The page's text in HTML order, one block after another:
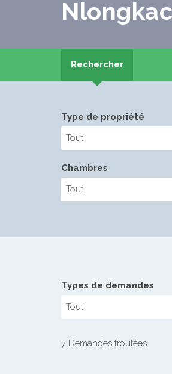
Rechercher
Type de propriété
Tout
Chambres
Tout
Types de demandes
Tout
7 Demandes troutées